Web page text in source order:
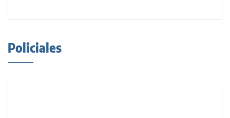
Policiales